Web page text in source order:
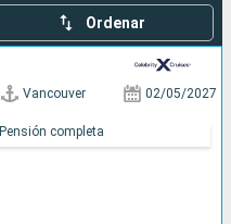
Ordenar
Vancouver 02/05/2027
Pensión completa